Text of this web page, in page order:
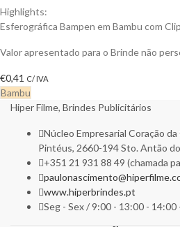
Highlights:
Esferográfica Bampen em Bambu com
Valor apresentado para o Brinde não
€0,41 C/ IVA
Bambu
Hiper Filme, Brindes Publicitários
Núcleo Empresarial Coração
Pintéus, 2660-194 Sto. Antão
+351 21 931 88 49 (chamada
www.hiperbrindes.pt
Seg - Sex / 9:00 - 13:00 - 14:00